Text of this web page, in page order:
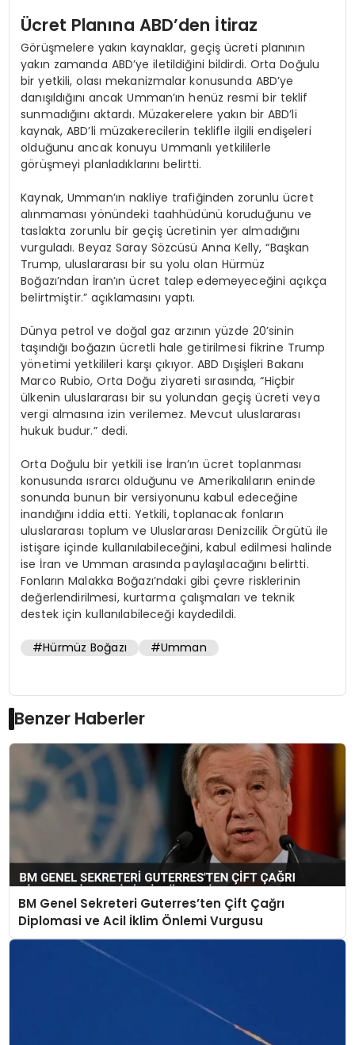
Ücret Planına ABD’den İtiraz
Görüşmelere yakın kaynaklar, geçiş ücreti planının
yakın zamanda ABD’ye iletildiğini bildirdi. Orta Doğulu
bir yetkili, olası mekanizmalar konusunda ABD’ye
danışıldığını ancak Umman’ın henüz resmi bir teklif
sunmadığını aktardı. Müzakerelere yakın bir ABD’li
kaynak, ABD’li müzakerecilerin teklifle ilgili endişeleri
olduğunu ancak konuyu Ummanlı yetkililerle
görüşmeyi planladıklarını belirtti.
Kaynak, Umman’ın nakliye trafiğinden zorunlu ücret
alınmaması yönündeki taahhüdünü koruduğunu ve
taslakta zorunlu bir geçiş ücretinin yer almadığını
vurguladı. Beyaz Saray Sözcüsü Anna Kelly, “Başkan
Trump, uluslararası bir su yolu olan Hürmüz
Boğazı’ndan İran’ın ücret talep edemeyeceğini açıkça
belirtmiştir.” açıklamasını yaptı.
Dünya petrol ve doğal gaz arzının yüzde 20’sinin
taşındığı boğazın ücretli hale getirilmesi fikrine Trump
yönetimi yetkilileri karşı çıkıyor. ABD Dışişleri Bakanı
Marco Rubio, Orta Doğu ziyareti sırasında, “Hiçbir
ülkenin uluslararası bir su yolundan geçiş ücreti veya
vergi almasına izin verilemez. Mevcut uluslararası
hukuk budur.” dedi.
Orta Doğulu bir yetkili ise İran’ın ücret toplanması
konusunda ısrarcı olduğunu ve Amerikalıların eninde
sonunda bunun bir versiyonunu kabul edeceğine
inandığını iddia etti. Yetkili, toplanacak fonların
uluslararası toplum ve Uluslararası Denizcilik Örgütü ile
istişare içinde kullanılabileceğini, kabul edilmesi halinde
ise İran ve Umman arasında paylaşılacağını belirtti.
Fonların Malakka Boğazı’ndaki gibi çevre risklerinin
değerlendirilmesi, kurtarma çalışmaları ve teknik
destek için kullanılabileceği kaydedildi.
#Hürmüz Boğazı #Umman
Benzer Haberler
BM Genel Sekreteri Guterres’ten Çift Çağrı
Diplomasi ve Acil İklim Önlemi Vurgusu